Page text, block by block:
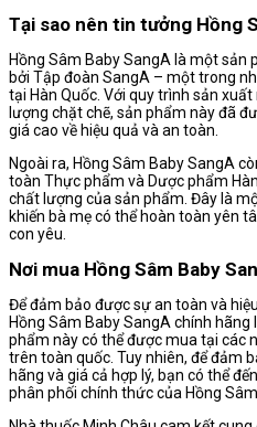
Tại sao nên tin tưởng Hồng
Hồng Sâm Baby SangA là một sản
bởi Tập đoàn SangA – một trong
tại Hàn Quốc. Với quy trình sản
lượng chặt chẽ, sản phẩm này đã
giá cao về hiệu quả và an toàn.
Ngoài ra, Hồng Sâm Baby SangA
toàn Thực phẩm và Dược phẩm
chất lượng của sản phẩm. Đây là
khiến bà mẹ có thể hoàn toàn yên
con yêu.
Nơi mua Hồng Sâm Baby
Để đảm bảo được sự an toàn và
Hồng Sâm Baby SangA chính hãng
phẩm này có thể được mua tại các
trên toàn quốc. Tuy nhiên, để đảm
hãng và giá cả hợp lý, bạn có thể
phân phối chính thức của Hồng